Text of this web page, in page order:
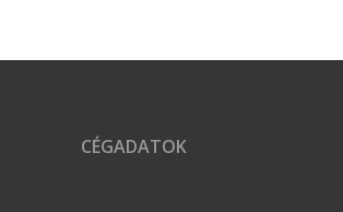
CÉGADATOK